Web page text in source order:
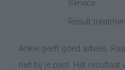
Service
Result
Ankie geeft goed advies.
niet bij je past. Het